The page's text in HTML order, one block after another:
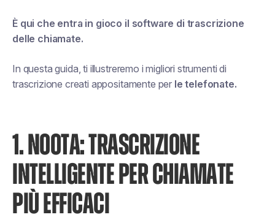
È qui che entra in gioco il software di trascrizione
delle chiamate.
In questa guida, ti illustreremo i migliori strumenti di
trascrizione creati appositamente per le telefonate.
1. NOOTA: TRASCRIZIONE
INTELLIGENTE PER CHIAMATE
PIÙ EFFICACI